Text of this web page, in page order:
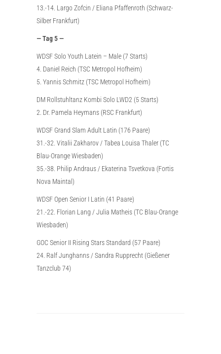
13.-14. Largo Zofcin / Eliana Pfaffenroth (Schwarz-
Silber Frankfurt)
— Tag 5 —
WDSF Solo Youth Latein – Male (7 Starts)
4. Daniel Reich (TSC Metropol Hofheim)
5. Yannis Schmitz (TSC Metropol Hofheim)
DM Rollstuhltanz Kombi Solo LWD2 (5 Starts)
2. Dr. Pamela Heymans (RSC Frankfurt)
WDSF Grand Slam Adult Latin (176 Paare)
31.-32. Vitalii Zakharov / Tabea Louisa Thaler (TC
Blau-Orange Wiesbaden)
35.-38. Philip Andraus / Ekaterina Tsvetkova (Fortis
Nova Maintal)
WDSF Open Senior I Latin (41 Paare)
21.-22. Florian Lang / Julia Matheis (TC Blau-Orange
Wiesbaden)
GOC Senior II Rising Stars Standard (57 Paare)
24. Ralf Junghanns / Sandra Rupprecht (Gießener
Tanzclub 74)